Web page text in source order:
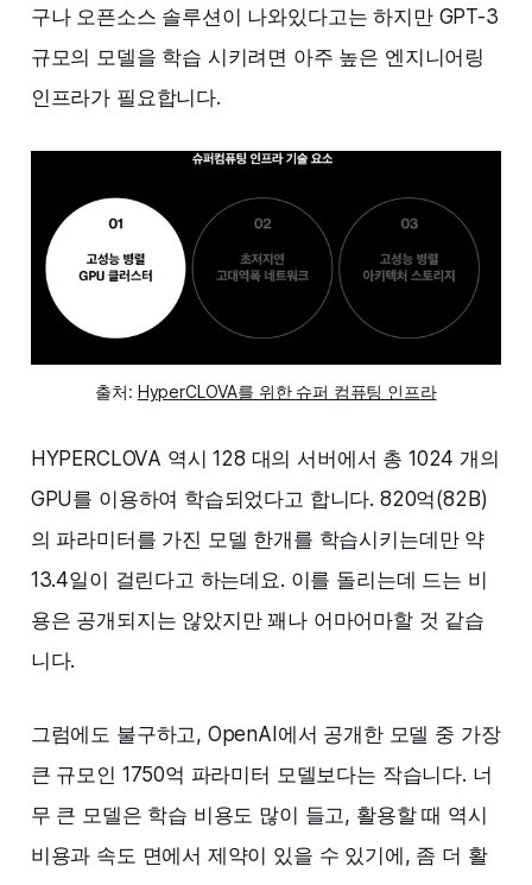
구나 오픈소스 솔루션이 나와있다고는 하지만 GPT-3
규모의 모델을 학습 시키려면 아주 높은 엔지니어링
인프라가 필요합니다.
출처: HyperCLOVA를 위한 슈퍼 컴퓨팅 인프라
HYPERCLOVA 역시 128 대의 서버에서 총 1024 개의
GPU를 이용하여 학습되었다고 합니다. 820억(82B)
의 파라미터를 가진 모델 한개를 학습시키는데만 약
13.4일이 걸린다고 하는데요. 이를 돌리는데 드는 비
용은 공개되지는 않았지만 꽤나 어마어마할 것 같습
니다.
그럼에도 불구하고, OpenAI에서 공개한 모델 중 가장
큰 규모인 1750억 파라미터 모델보다는 작습니다. 너
무 큰 모델은 학습 비용도 많이 들고, 활용할 때 역시
비용과 속도 면에서 제약이 있을 수 있기에, 좀 더 활